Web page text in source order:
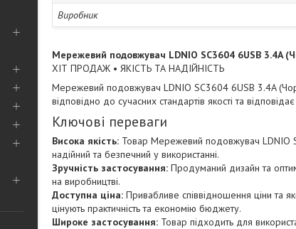
Виробник
Мережевий подовжувач LDNIO SC3604 6USB 3.4A
ХІТ ПРОДАЖ • ЯКІСТЬ ТА НАДІЙНІСТЬ
Мережевий подовжувач LDNIO SC3604 6USB 3.4A
відповідно до сучасних стандартів якості та
Ключові переваги
Висока якість: Товар Мережевий подовжувач LDNIO
надійний та безпечний у використанні.
Зручність застосування: Продуманий дизайн та
на виробництві.
Доступна ціна: Привабливе співвідношення ціни та
цінують практичність та економію бюджету.
Широке застосування: Товар підходить для